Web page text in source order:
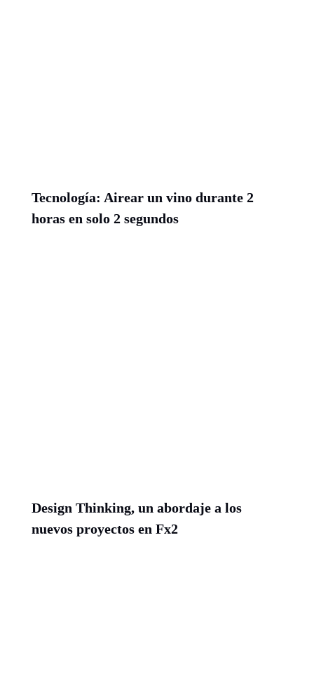
Tecnología: Airear un vino durante 2
horas en solo 2 segundos
Design​ ​Thinking,​ ​un​ ​abordaje​ ​a​ ​los​ ​
nuevos​ ​proyectos​ ​en​ ​Fx2